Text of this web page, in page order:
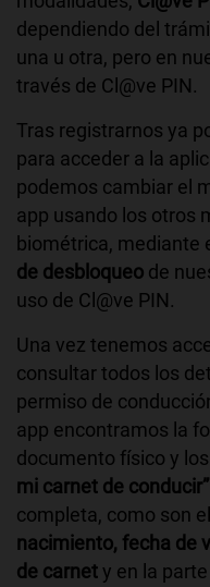
dependiendo del
una u otra, pero en
través de Cl@ve PIN.
Tras registrarnos ya
para acceder a la
podemos cambiar el
app usando los otros
biométrica, mediante
de desbloqueo de
uso de Cl@ve PIN.
Una vez tenemos
consultar todos los
permiso de
app encontramos la
documento físico y
mi carnet de conducir”
completa, como son el
nacimiento, fecha de
de carnety en la